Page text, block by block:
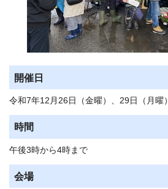
開催日
令和7年12月26日（金曜）、29日（月曜）
時間
午後3時から4時まで
会場